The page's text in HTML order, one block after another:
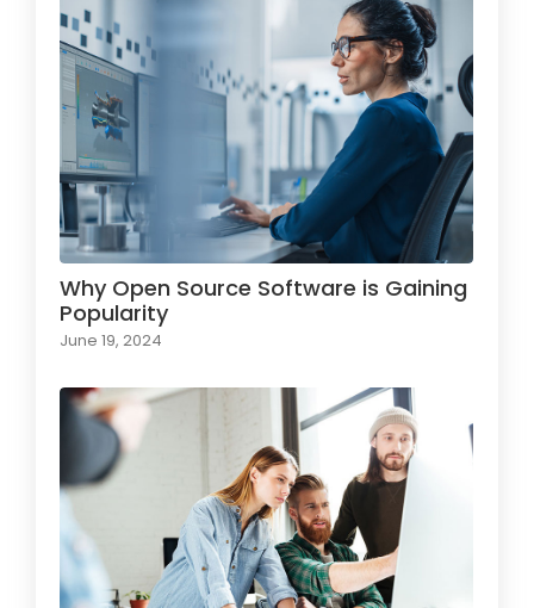
Why Open Source Software is Gaining
Popularity
June 19, 2024